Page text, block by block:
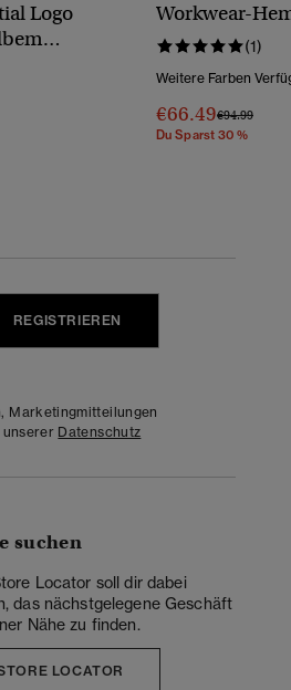
Logo
Von
Workwear-
(1)
Weitere Farben
€66.49Preis Wurde
€94.99Bis
Du Sparst 30 %
REGISTRIEREN
Marketingmitteilungen
unserer Datenschutz
suchen
Locator soll dir dabei
das nächstgelegene Geschäft
Nähe zu finden.
LOCATOR